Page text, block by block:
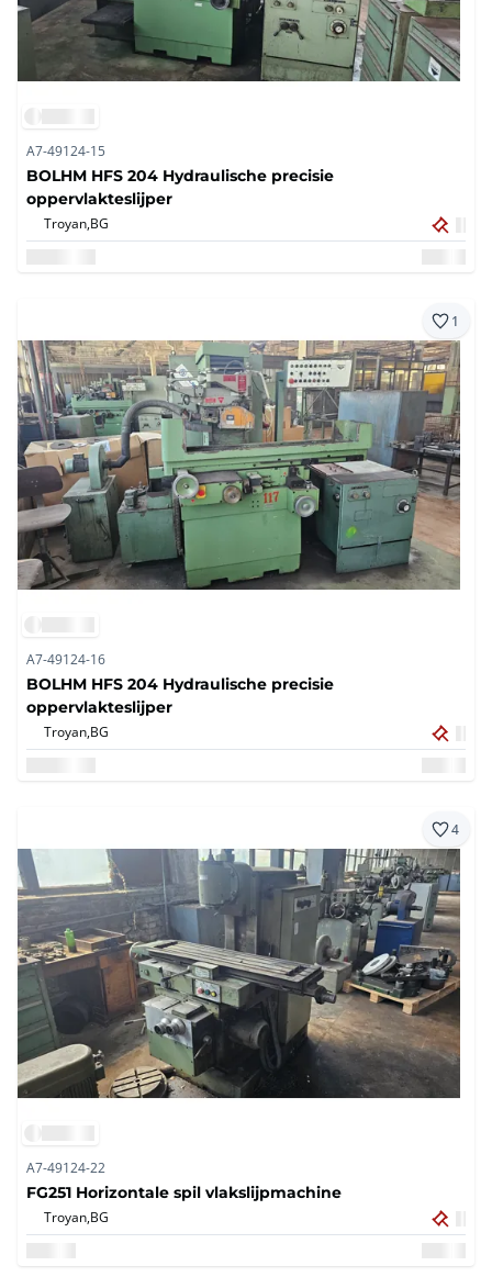
A7-49124-15
BOLHM HFS 204 Hydraulische precisie
oppervlakteslijper
Troyan,BG
1
A7-49124-16
BOLHM HFS 204 Hydraulische precisie
oppervlakteslijper
Troyan,BG
4
A7-49124-22
FG251 Horizontale spil vlakslijpmachine
Troyan,BG